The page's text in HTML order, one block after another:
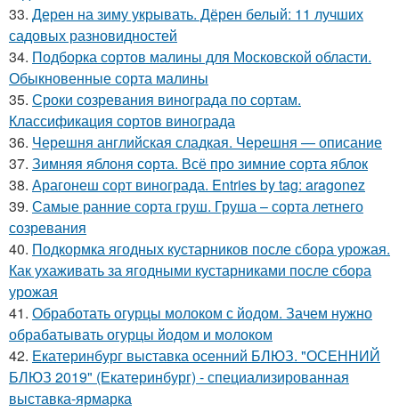
33. Дерен на зиму укрывать. Дёрен белый: 11 лучших
садовых разновидностей
34. Подборка сортов малины для Московской области.
Обыкновенные сорта малины
35. Сроки созревания винограда по сортам.
Классификация сортов винограда
36. Черешня английская сладкая. Черешня — описание
37. Зимняя яблоня сорта. Всё про зимние сорта яблок
38. Арагонеш сорт винограда. Entries by tag: aragonez
39. Самые ранние сорта груш. Груша – сорта летнего
созревания
40. Подкормка ягодных кустарников после сбора урожая.
Как ухаживать за ягодными кустарниками после сбора
урожая
41. Обработать огурцы молоком с йодом. Зачем нужно
обрабатывать огурцы йодом и молоком
42. Екатеринбург выставка осенний БЛЮЗ. "ОСЕННИЙ
БЛЮЗ 2019" (Екатеринбург) - специализированная
выставка-ярмарка